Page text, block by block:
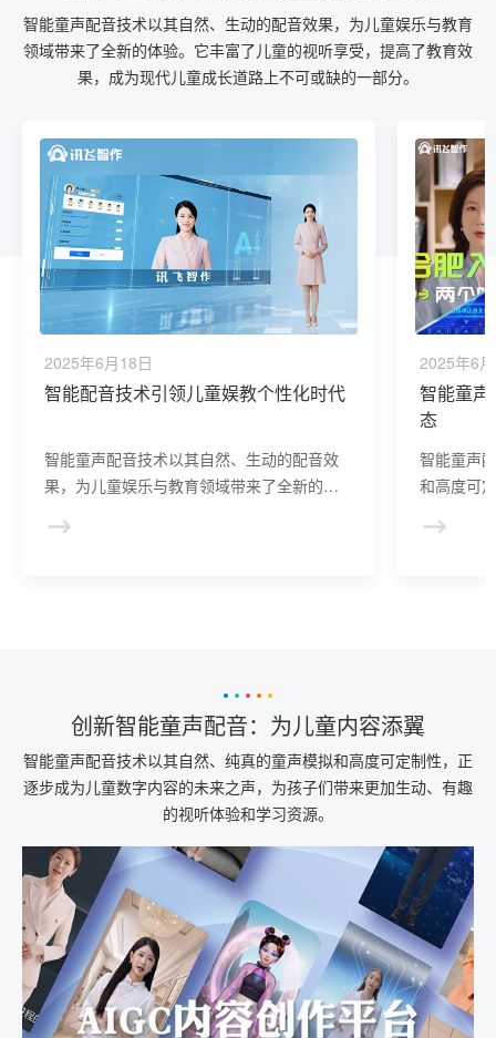
智能童声配音技术以其自然、生动的配音效果，为儿童娱乐与教育
领域带来了全新的体验。它丰富了儿童的视听享受，提高了教育效
果，成为现代儿童成长道路上不可或缺的一部分。
2025年6月18日
智能配音技术引领儿童娱教个性化时代
智能童声配音技术以其自然、生动的配音效
果，为儿童娱乐与教育领域带来了全新的体
效果，成为现代儿童成长道路上不可或缺的
2025年6
智能童声
态
智能童声
和高度可
活，为听
创新智能童声配音：为儿童内容添翼
智能童声配音技术以其自然、纯真的童声模拟和高度可定制性，正
逐步成为儿童数字内容的未来之声，为孩子们带来更加生动、有趣
的视听体验和学习资源。